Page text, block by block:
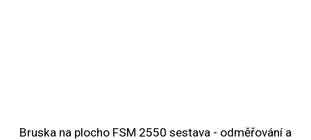
Bruska na plocho FSM 2550 sestava - odměřování a